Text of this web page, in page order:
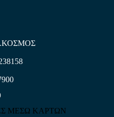
ΜΕΣΩ ΚΑΡΤΩΝ